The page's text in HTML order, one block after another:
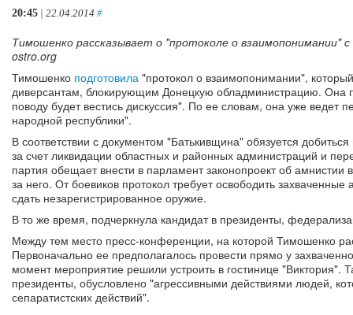
20:45 | 22.04.2014 #
Тимошенко рассказывает о "протоколе о взаимопонимании"
ostro.org
Тимошенко подготовила "протокол о взаимопонимании",
диверсантам, блокирующим Донецкую обладминистрацию. Она
поводу будет вестись дискуссия". По ее словам, она уже ведет
народной республики".
В соответствии с документом "Батькивщина" обязуется
за счет ликвидации областных и районных администраций и
партия обещает внести в парламент законопроект об амнистии
за него. От боевиков протокол требует освободить
сдать незарегистрированное оружие.
В то же время, подчеркнула кандидат в президенты,
Между тем место пресс-конференции, на которой Тимошенко
Первоначально ее предполагалось провести прямо у
момент мероприятие решили устроить в гостинице "Виктория".
президенты, обусловлено "агрессивными действиями людей,
сепаратистских действий".